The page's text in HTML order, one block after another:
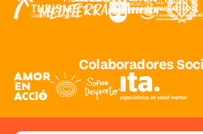
Colaboradores